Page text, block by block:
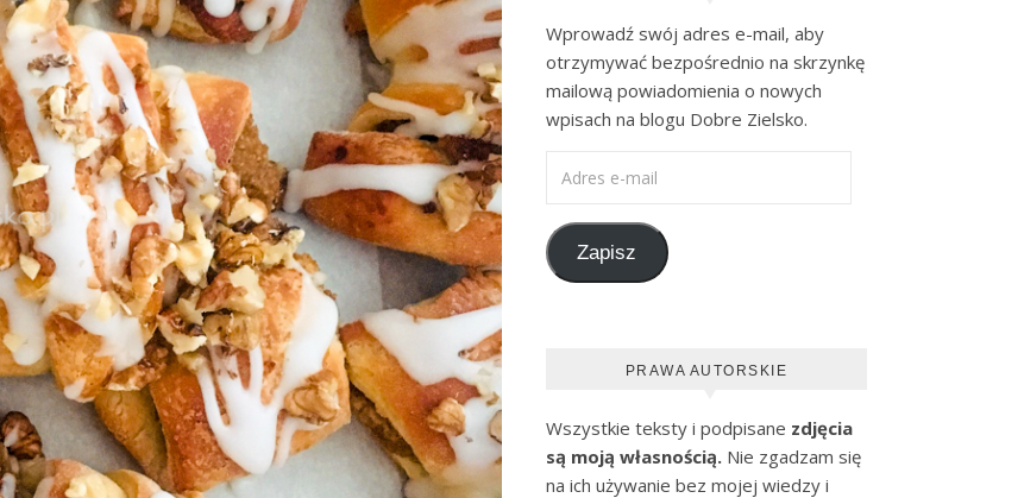
Wprowadź swój adres e-mail, aby
otrzymywać bezpośrednio na skrzynkę
mailową powiadomienia o nowych
wpisach na blogu Dobre Zielsko.
Zapisz
PRAWA AUTORSKIE
Wszystkie teksty i podpisane zdjęcia
są moją własnością. Nie zgadzam się
na ich używanie bez mojej wiedzy i